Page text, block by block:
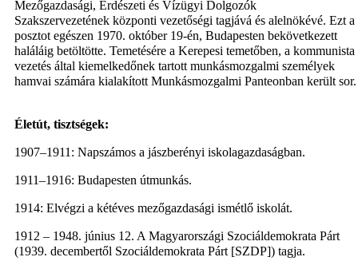
Mezőgazdasági, Erdészeti és Vízügyi Dolgozók
Szakszervezetének központi vezetőségi tagjává és alelnökévé. Ezt a
posztot egészen 1970. október 19-én, Budapesten bekövetkezett
haláláig betöltötte. Temetésére a Kerepesi temetőben, a kommunista
vezetés által kiemelkedőnek tartott munkásmozgalmi személyek
hamvai számára kialakított Munkásmozgalmi Panteonban került sor.
Életút, tisztségek:
1907–1911: Napszámos a jászberényi iskolagazdaságban.
1911–1916: Budapesten útmunkás.
1914: Elvégzi a kétéves mezőgazdasági ismétlő iskolát.
1912 – 1948. június 12. A Magyarországi Szociáldemokrata Párt
(1939. decembertől Szociáldemokrata Párt [SZDP]) tagja.